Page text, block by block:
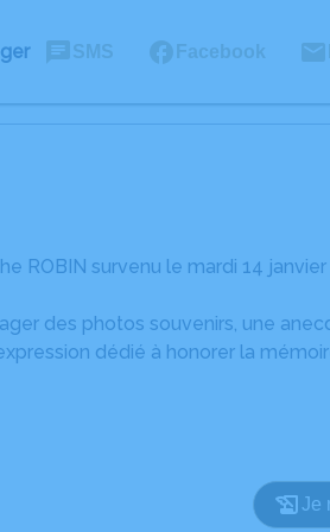
SMS Facebook
ROBIN survenu le mardi 14
des photos souvenirs, une
dédié à honorer la
Je